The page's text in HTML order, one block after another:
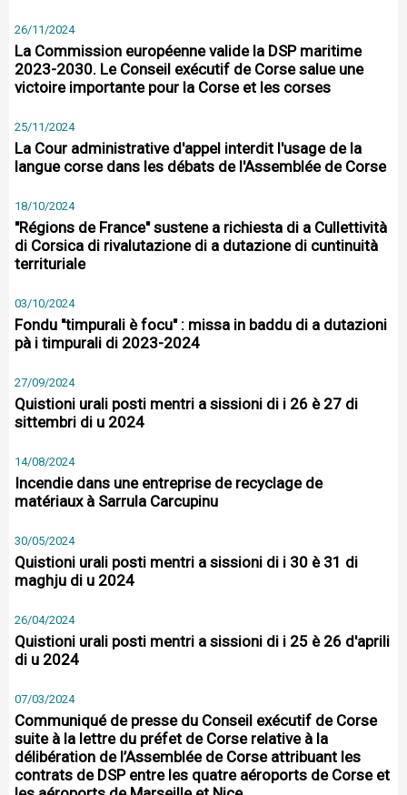
26/11/2024
La Commission européenne valide la DSP maritime
2023-2030. Le Conseil exécutif de Corse salue une
victoire importante pour la Corse et les corses
25/11/2024
La Cour administrative d'appel interdit l'usage de la
langue corse dans les débats de l'Assemblée de Corse
18/10/2024
"Régions de France" sustene a richiesta di a Cullettività
di Corsica di rivalutazione di a dutazione di cuntinuità
territuriale
03/10/2024
Fondu "timpurali è focu" : missa in baddu di a dutazioni
pà i timpurali di 2023-2024
27/09/2024
Quistioni urali posti mentri a sissioni di i 26 è 27 di
sittembri di u 2024
14/08/2024
Incendie dans une entreprise de recyclage de
matériaux à Sarrula Carcupinu
30/05/2024
Quistioni urali posti mentri a sissioni di i 30 è 31 di
maghju di u 2024
26/04/2024
Quistioni urali posti mentri a sissioni di i 25 è 26 d'aprili
di u 2024
07/03/2024
Communiqué de presse du Conseil exécutif de Corse
suite à la lettre du préfet de Corse relative à la
délibération de l’Assemblée de Corse attribuant les
contrats de DSP entre les quatre aéroports de Corse et